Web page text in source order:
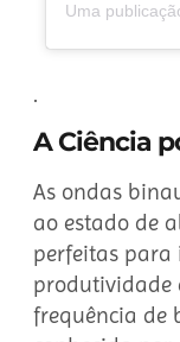
.
A Ciência
As ondas
ao estado de
perfeitas para
produtividade
frequência de